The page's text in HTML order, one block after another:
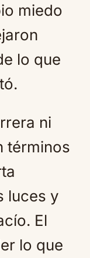
miedo
lo que
ni
términos
luces y
El
lo que